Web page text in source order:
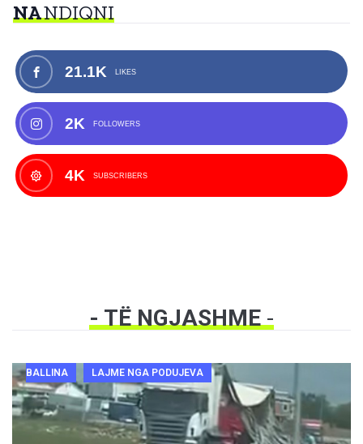
NANDIQNI
21.1K LIKES
2K FOLLOWERS
4K SUBSCRIBERS
- TË NGJASHME-
BALLINA LAJME NGA PODUJEVA